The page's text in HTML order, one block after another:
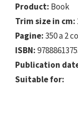
Product: Book
Trim size in cm:
Pagine:350 a 2
ISBN:
Publication
Suitable for: